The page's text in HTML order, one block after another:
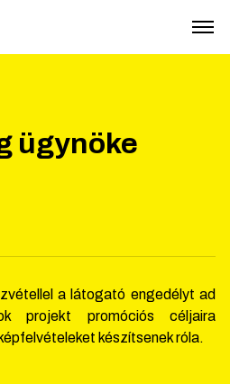
ügynöke
a látogató engedélyt ad
projekt promóciós céljaira
készítsenek róla.